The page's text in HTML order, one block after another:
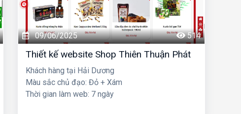
09/06/2025 514
Thiết kế website Shop Thiên Thuận Phát
Khách hàng tại Hải Dương
Màu sắc chủ đạo: Đỏ + Xám
Thời gian làm web: 7 ngày